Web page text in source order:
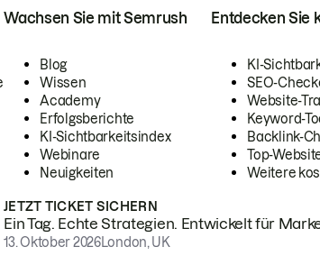
Wachsen Sie mit Semrush
Blog
Wissen
Academy
Erfolgsberichte
KI-Sichtbarkeitsindex
Webinare
Neuigkeiten
Entdecken Sie
KI-
SEO-
Website-
Keyword-
Backlink-
Top-
Weitere
JETZT TICKET SICHERN
Ein Tag. Echte Strategien. Entwickelt für
13. Oktober 2026London, UK